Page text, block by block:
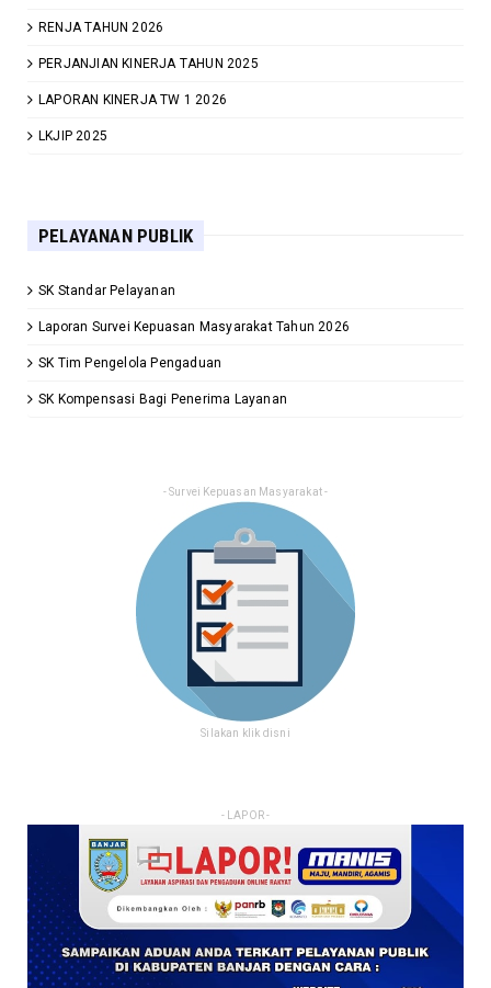
RENJA TAHUN 2026
PERJANJIAN KINERJA TAHUN 2025
LAPORAN KINERJA TW 1 2026
LKJIP 2025
PELAYANAN PUBLIK
SK Standar Pelayanan
Laporan Survei Kepuasan Masyarakat Tahun 2026
SK Tim Pengelola Pengaduan
SK Kompensasi Bagi Penerima Layanan
- Survei Kepuasan Masyarakat -
Silakan klik disni
- LAPOR -